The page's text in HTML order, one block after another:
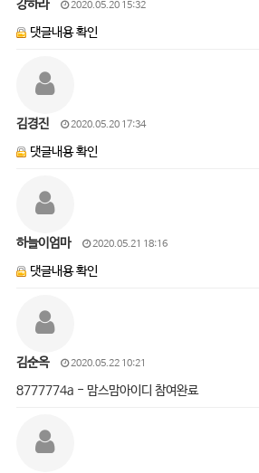
강하라 2020.05.20 15:32
댓글내용 확인
김경진 2020.05.20 17:34
댓글내용 확인
하늘이엄마 2020.05.21 18:16
댓글내용 확인
김순옥 2020.05.22 10:21
8777774a - 맘스맘아이디 참여완료